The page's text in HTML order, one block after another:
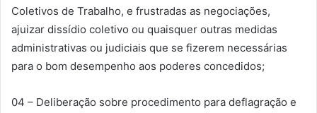
Coletivos de Trabalho, e frustradas as negociações,
ajuizar dissídio coletivo ou quaisquer outras medidas
administrativas ou judiciais que se fizerem necessárias
para o bom desempenho aos poderes concedidos;
04 – Deliberação sobre procedimento para deflagração e